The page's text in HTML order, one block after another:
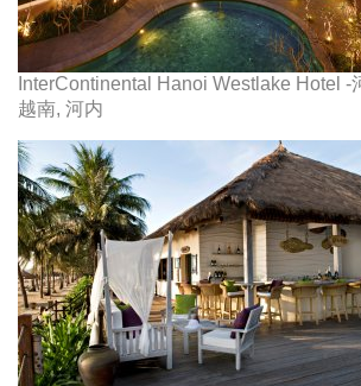
InterContinental Hanoi Westlake Hotel -
越南, 河内